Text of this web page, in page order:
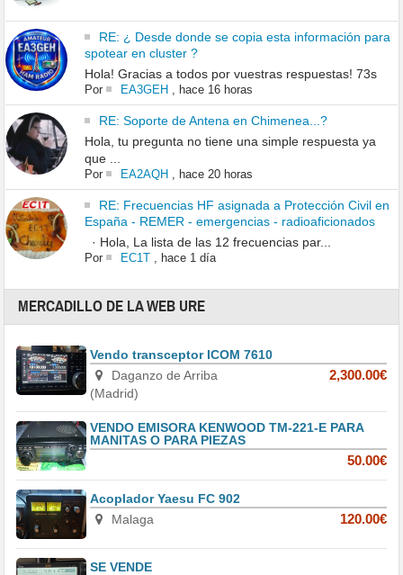
RE: ¿ Desde donde se copia esta información para
spotear en cluster ?
Hola! Gracias a todos por vuestras respuestas! 73s
Por EA3GEH , hace 16 horas
RE: Soporte de Antena en Chimenea...?
Hola, tu pregunta no tiene una simple respuesta ya
que ...
Por EA2AQH , hace 20 horas
RE: Frecuencias HF asignada a Protección Civil en
España - REMER - emergencias - radioaficionados
· Hola, La lista de las 12 frecuencias par...
Por EC1T, hace 1 día
MERCADILLO DE LA WEB URE
Vendo transceptor ICOM 7610
Daganzo de Arriba
(Madrid)
2,300.00€
VENDO EMISORA KENWOOD TM-221-E PARA
MANITAS O PARA PIEZAS
50.00€
Acoplador Yaesu FC 902
Malaga
120.00€
SE VENDE